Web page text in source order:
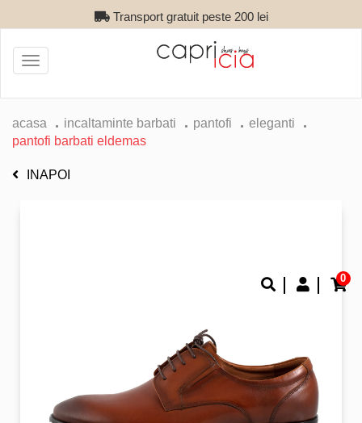
Transport gratuit peste 200 lei
0
Toggle
navigation
acasa incaltaminte barbati pantofi
eleganti
pantofi barbati eldemas
INAPOI